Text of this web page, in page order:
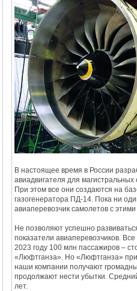
В настоящее время в России
авиадвигателя для
При этом все они создаются на
газогенератора ПД-14. Пока ни
авиаперевозчик самолетов с
Не позволяют успешно
показатели авиаперевозчиков.
2023 году 100 млн пассажиров –
«Люфтганза». Но «Люфтганза»
наши компании получают
продолжают нести убытки.
лет.